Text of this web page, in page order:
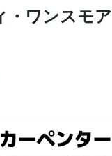
・ワンスモア